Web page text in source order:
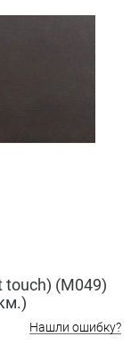
(M049)
Нашли ошибку?